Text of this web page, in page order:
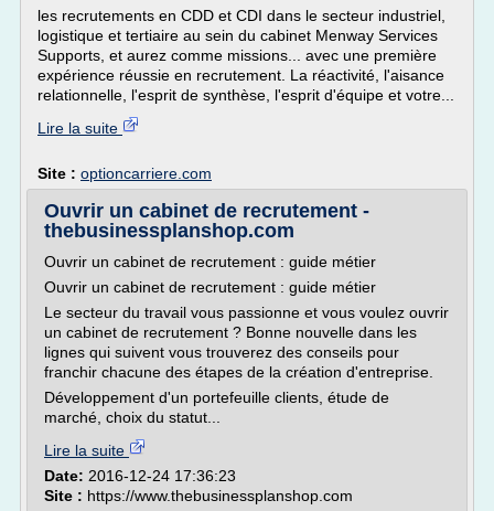
les recrutements en CDD et CDI dans le secteur industriel,
logistique et tertiaire au sein du cabinet Menway Services
Supports, et aurez comme missions... avec une première
expérience réussie en recrutement. La réactivité, l'aisance
relationnelle, l'esprit de synthèse, l'esprit d'équipe et votre...
Lire la suite
Site : optioncarriere.com
Ouvrir un cabinet de recrutement -
thebusinessplanshop.com
Ouvrir un cabinet de recrutement : guide métier
Ouvrir un cabinet de recrutement : guide métier
Le secteur du travail vous passionne et vous voulez ouvrir
un cabinet de recrutement ? Bonne nouvelle dans les
lignes qui suivent vous trouverez des conseils pour
franchir chacune des étapes de la création d'entreprise.
Développement d'un portefeuille clients, étude de
marché, choix du statut...
Lire la suite
Date: 2016-12-24 17:36:23
Site : https://www.thebusinessplanshop.com